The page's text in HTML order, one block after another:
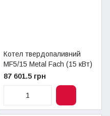
Котел твердопаливний
MF5/15 Metal Fach (15 кВт)
87 601.5 грн